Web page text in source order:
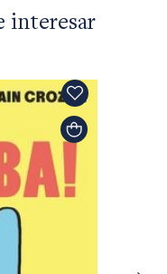
interesar